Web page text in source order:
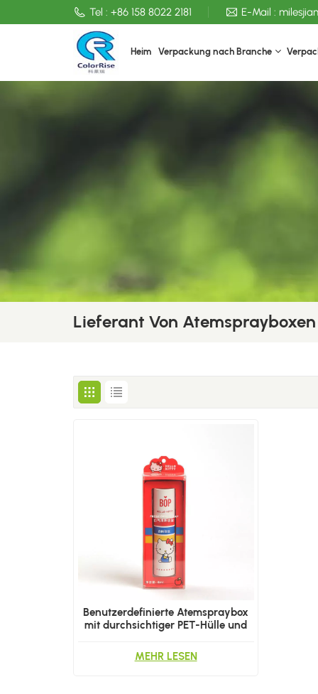
Tel : +86 158 8022 2181 E-Mail :
Heim Verpackung nach Branche
Lieferant Von Atemsprayboxen
Benutzerdefinierte Atemspraybox
mit durchsichtiger PET-Hülle und
MEHR LESEN